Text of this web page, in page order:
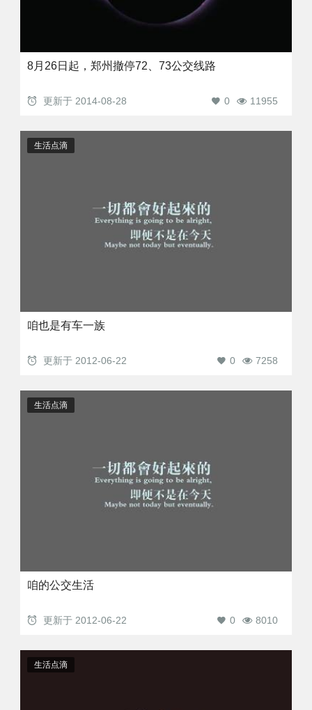
8月26日起，郑州撤停72、73公交线路
更新于 2014-08-28 11955
0
生活点滴
咱也是有车一族
更新于 2012-06-22 7258
0
生活点滴
咱的公交生活
更新于 2012-06-22 8010
0
生活点滴